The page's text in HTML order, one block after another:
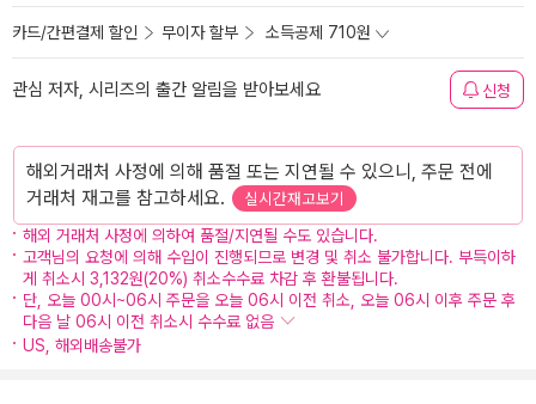
카드/간편결제 할인 무이자 할부 소득공제 710원
관심 저자, 시리즈의 출간 알림을 받아보세요 신청
해외거래처 사정에 의해 품절 또는 지연될 수 있으니, 주문 전에
거래처 재고를 참고하세요.
실시간재고보기
해외 거래처 사정에 의하여 품절/지연될 수도 있습니다.
고객님의 요청에 의해 수입이 진행되므로 변경 및 취소 불가합니다. 부득이하
게 취소시 3,132원(20%) 취소수수료 차감 후 환불됩니다.
단, 오늘 00시~06시 주문을 오늘 06시 이전 취소, 오늘 06시 이후 주문 후
다음 날 06시 이전 취소시 수수료 없음
US, 해외배송불가